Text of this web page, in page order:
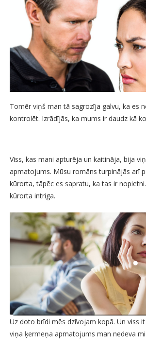
Tomēr viņš man tā sagrozīja galvu, ka es
kontrolēt. Izrādījās, ka mums ir daudz kā
Viss, kas mani apturēja un kaitināja, bija
apmatojums. Mūsu romāns turpinājās arī
kūrorta, tāpēc es sapratu, ka tas ir
kūrorta intriga.
Uz doto brīdi mēs dzīvojam kopā. Un viss
viņa ķermeņa apmatojums man nedeva